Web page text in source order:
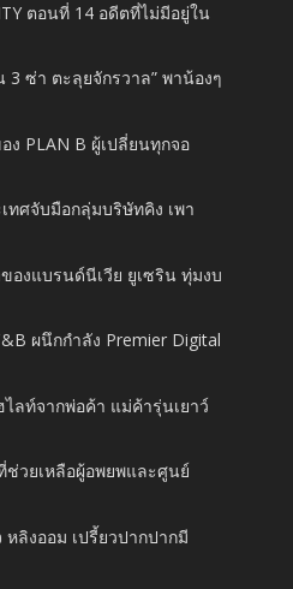
ตอนที่ 14 อดีตที่ไม่มีอยู่ใน
3 ซ่า ตะลุยจักรวาล” พาน้องๆ
PLAN B ผู้เปลี่ยนทุกจอ
ทศจับมือกลุ่มบริษัทคิง เพา
องแบรนด์นีเวีย ยูเซริน ทุ่มงบ
ผนึกกำลัง Premier Digital
ลท์จากพ่อค้า แม่ค้ารุ่นเยาว์
วยเหลือผู้อพยพและศูนย์
หลิงออม เปรี้ยวปากปากมี